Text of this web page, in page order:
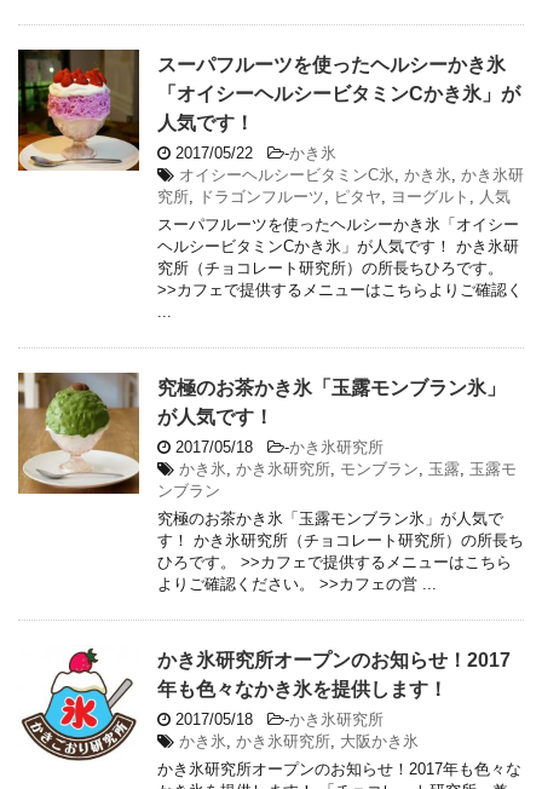
スーパフルーツを使ったヘルシーかき氷
「オイシーヘルシービタミンCかき氷」が
人気です！
2017/05/22 -かき氷
オイシーヘルシービタミンC氷, かき氷, かき氷研
究所, ドラゴンフルーツ, ピタヤ, ヨーグルト , 人気
スーパフルーツを使ったヘルシーかき氷「オイシー
ヘルシービタミンCかき氷」が人気です！ かき氷研
究所（チョコレート研究所）の所長ちひろです。
>>カフェで提供するメニューはこちらよりご確認く
...
究極のお茶かき氷「玉露モンブラン氷」
が人気です！
2017/05/18 -かき氷研究所
かき氷, かき氷研究所, モンブラン, 玉露, 玉露モ
ンブラン
究極のお茶かき氷「玉露モンブラン氷」が人気で
す！ かき氷研究所（チョコレート研究所）の所長ち
ひろです。 >>カフェで提供するメニューはこちら
よりご確認ください。 >>カフェの営 ...
かき氷研究所オープンのお知らせ！2017
年も色々なかき氷を提供します！
2017/05/18 -かき氷研究所
かき氷, かき氷研究所, 大阪かき氷
かき氷研究所オープンのお知らせ！2017年も色々な